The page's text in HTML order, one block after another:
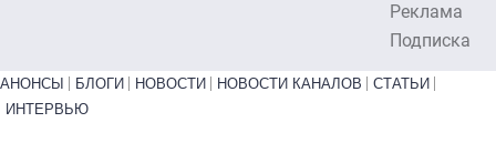
Реклама
Подписка
Primary links bottom
АНОНСЫ БЛОГИ НОВОСТИ НОВОСТИ КАНАЛОВ
СТАТЬИ
ИНТЕРВЬЮ